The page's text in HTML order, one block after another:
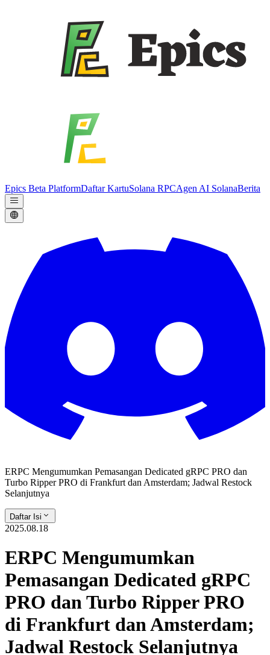
Epics Beta PlatformDaftar KartuSolana RPCAgen AI SolanaBerita
ERPC Mengumumkan Pemasangan Dedicated gRPC PRO dan
Turbo Ripper PRO di Frankfurt dan Amsterdam; Jadwal Restock
Selanjutnya
Daftar Isi
2025.08.18
ERPC Mengumumkan
Pemasangan Dedicated gRPC
PRO dan Turbo Ripper PRO
di Frankfurt dan Amsterdam;
Jadwal Restock Selanjutnya